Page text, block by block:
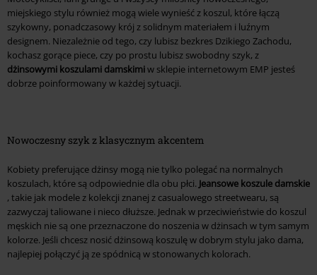
miejskiego stylu również mogą wiele wynieść z koszul, które łączą
szykowny, ponadczasowy krój z solidnym materiałem i luźnym
designem. Niezależnie od tego, czy lubisz bezkres Dzikiego Zachodu,
kochasz gorące piece, czy po prostu lubisz swobodny szyk, z
dżinsowymi koszulami damskimiw sklepie internetowym EMP jesteś
dobrze poinformowany w każdej sytuacji.
Nowoczesny szyk z klasycznym akcentem
Kobiety preferujące dżinsy mogą nie tylko polegać na normalnych
koszulach, które są odpowiednie dla obu płci. Jeansowe koszule damskie
, takie jak modele z kolekcji znanej z casualowego streetwearu, są
zazwyczaj taliowane i nieco dłuższe. Jednak w przeciwieństwie do koszul
męskich nie są one przeznaczone do noszenia w dżinsach w tym samym
kolorze. Jeśli chcesz nosić dżinsową koszulę w dobrym stylu jako dama,
najlepiej połączyć ją ze spódnicą w stonowanych kolorach.